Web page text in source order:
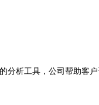
分析工具，公司帮助客